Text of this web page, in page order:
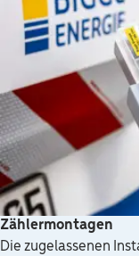
Zählermontagen
Die zugelassenen